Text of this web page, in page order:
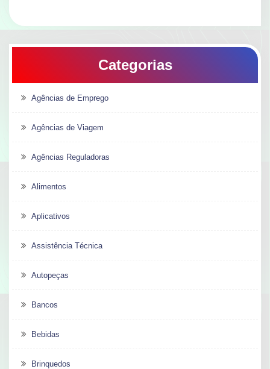
Categorias
Agências de Emprego
Agências de Viagem
Agências Reguladoras
Alimentos
Aplicativos
Assistência Técnica
Autopeças
Bancos
Bebidas
Brinquedos